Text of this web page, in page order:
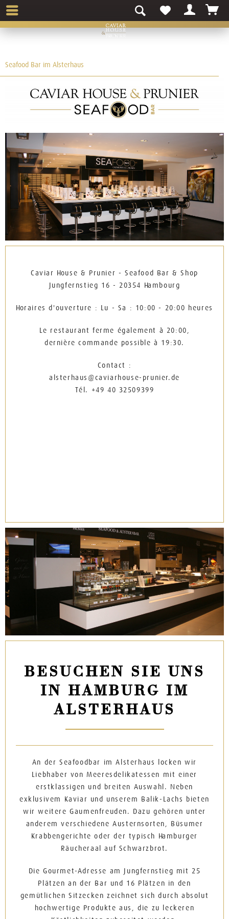
Seafood Bar im Alsterhaus
Caviar House & Prunier - Seafood Bar & Shop
Jungfernstieg 16 - 20354 Hambourg
Horaires d'ouverture : Lu - Sa : 10:00 - 20:00 heures
Le restaurant ferme également à 20:00,
dernière commande possible à 19:30.
Contact :
alsterhaus@caviarhouse-prunier.de
Tél. +49 40 32509399
BESUCHEN SIE UNS
IN HAMBURG IM
ALSTERHAUS
An der Seafoodbar im Alsterhaus locken wir
Liebhaber von Meeresdelikatessen mit einer
erstklassigen und breiten Auswahl. Neben
exklusivem Kaviar und unserem Balik-Lachs bieten
wir weitere Gaumenfreuden. Dazu gehören unter
anderem verschiedene Austernsorten, Büsumer
Krabbengerichte oder der typisch Hamburger
Räucheraal auf Schwarzbrot.
Die Gourmet-Adresse am Jungfernstieg mit 25
Plätzen an der Bar und 16 Plätzen in den
gemütlichen Sitzecken zeichnet sich durch absolut
hochwertige Produkte aus, die zu leckeren